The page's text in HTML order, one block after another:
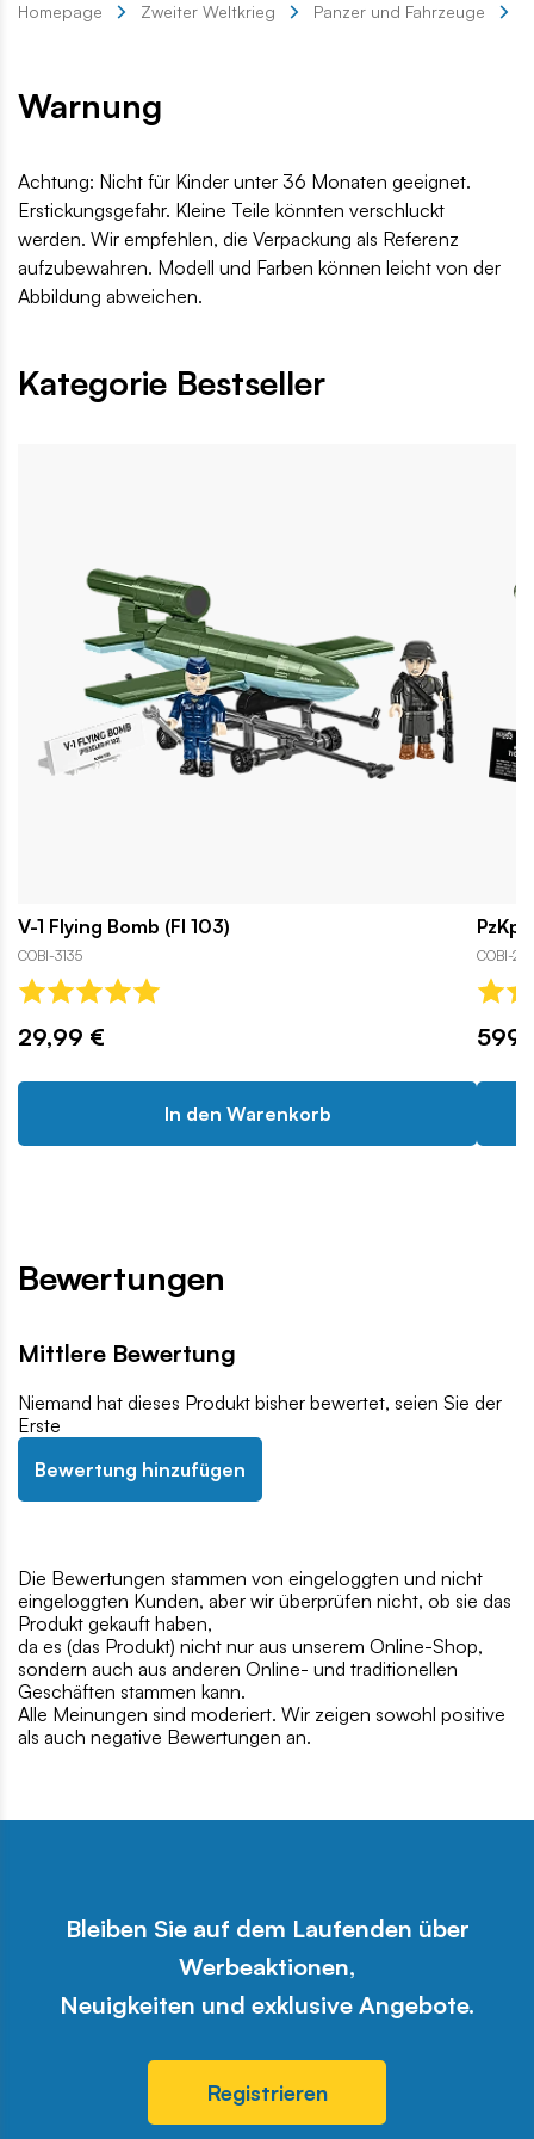
Homepage Zweiter Weltkrieg Panzer und Fahrzeuge
Warnung
Achtung: Nicht für Kinder unter 36 Monaten geeignet.
Erstickungsgefahr. Kleine Teile könnten verschluckt
werden. Wir empfehlen, die Verpackung als Referenz
aufzubewahren. Modell und Farben können leicht von der
Abbildung abweichen.
Kategorie Bestseller
V-1 Flying Bomb (FI 103)
COBI-3135
29,99 €
In den Warenkorb
COBI-
Bewertungen
Mittlere Bewertung
Niemand hat dieses Produkt bisher bewertet, seien Sie der
Erste
Bewertung hinzufügen
Die Bewertungen stammen von eingeloggten und nicht
eingeloggten Kunden, aber wir überprüfen nicht, ob sie das
Produkt gekauft haben,
da es (das Produkt) nicht nur aus unserem Online-Shop,
sondern auch aus anderen Online- und traditionellen
Geschäften stammen kann.
Alle Meinungen sind moderiert. Wir zeigen sowohl positive
als auch negative Bewertungen an.
Bleiben Sie auf dem Laufenden über
Werbeaktionen,
Neuigkeiten und exklusive Angebote.
Registrieren